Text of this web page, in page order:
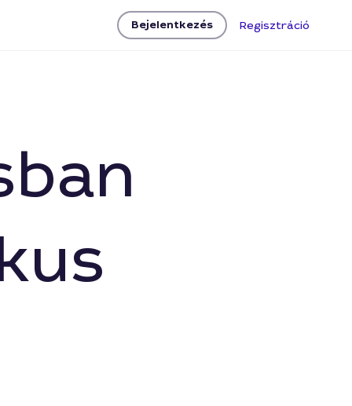
Bejelentkezés Regisztráció